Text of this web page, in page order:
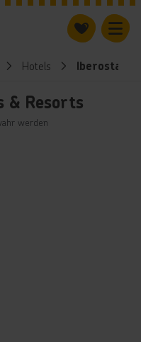
Hotels Iberostar
& Resorts
werden